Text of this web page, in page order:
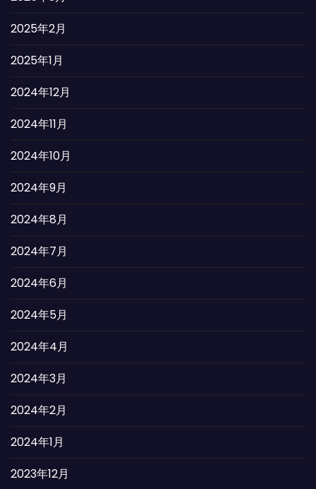
2025年2月
2025年1月
2024年12月
2024年11月
2024年10月
2024年9月
2024年8月
2024年7月
2024年6月
2024年5月
2024年4月
2024年3月
2024年2月
2024年1月
2023年12月